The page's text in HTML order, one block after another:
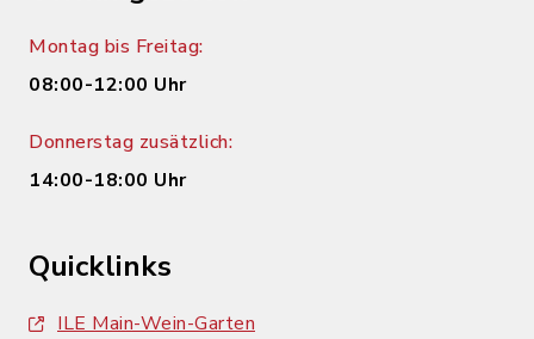
Montag bis Freitag:
08:00-12:00 Uhr
Donnerstag zusätzlich:
14:00-18:00 Uhr
Quicklinks
ILE Main-Wein-Garten